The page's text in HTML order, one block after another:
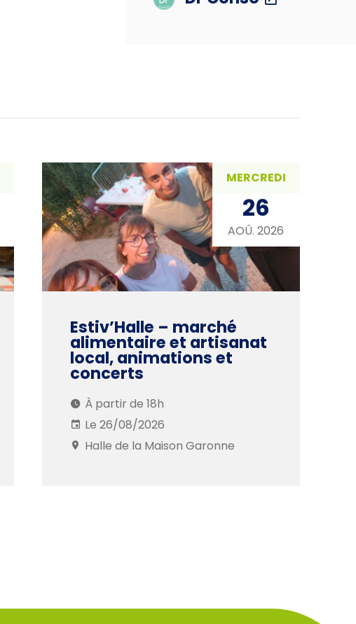
MERCREDI
26
AOÛ. 2026
Estiv’Halle – marché
alimentaire et artisanat
local, animations et
concerts
À partir de 18h
Le 26/08/2026
Halle de la Maison Garonne